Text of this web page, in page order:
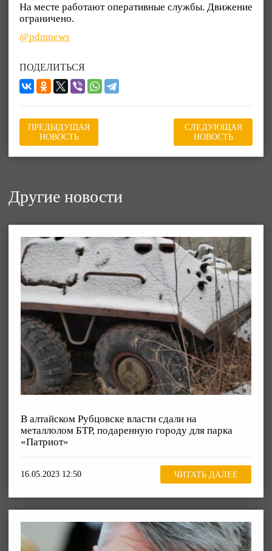
На месте работают оперативные службы. Движение
ограничено.
@pdmnews
ПОДЕЛИТЬСЯ
ПРЕДЫДУЩАЯ
НОВОСТЬ
СЛЕДУЮЩАЯ
НОВОСТЬ
Другие новости
В алтайском Рубцовске власти сдали на
металлолом БТР, подаренную городу для парка
«Патриот»
16.05.2023 12:50 ЧИТАТЬ ДАЛЕЕ